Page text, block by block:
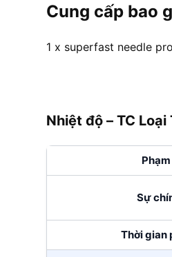
Cung cấp bao
1 x superfast needle
Nhiệt độ – TC
Sự
Thời gian